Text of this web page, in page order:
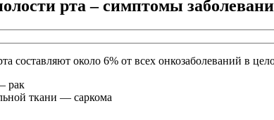
рта – симптомы
составляют около 6% от всех онкозаболеваний
рак
ткани — саркома